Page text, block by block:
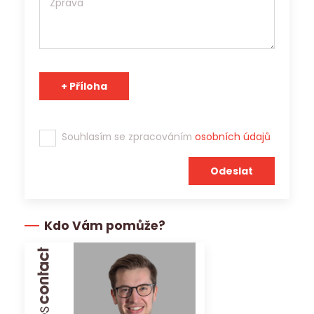
Souhlasím se zpracováním osobních údajů
Kdo Vám pomůže?